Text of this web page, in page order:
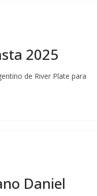
2025
de River Plate para
Daniel